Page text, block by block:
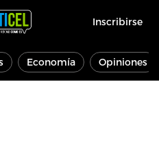
Inscribirse
Economía Opiniones